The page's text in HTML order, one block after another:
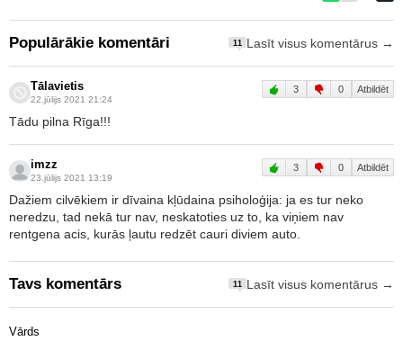
Populārākie komentāri 11 Lasīt visus komentārus →
Tālavietis
22.jūlijs 2021 21:24
3 0 Atbildēt
Tādu pilna Rīga!!!
imzz
23.jūlijs 2021 13:19
3 0 Atbildēt
Dažiem cilvēkiem ir dīvaina kļūdaina psiholoģija: ja es tur neko
neredzu, tad nekā tur nav, neskatoties uz to, ka viņiem nav
rentgena acis, kurās ļautu redzēt cauri diviem auto.
Tavs komentārs 11 Lasīt visus komentārus →
Vārds